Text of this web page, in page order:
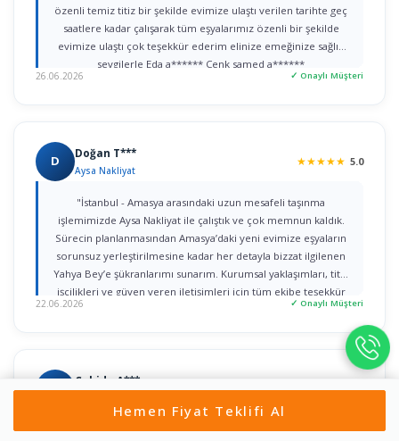
özenli temiz titiz bir şekilde evimize ulaştı verilen tarihte geç
saatlere kadar çalışarak tüm eşyalarımız özenli bir şekilde
evimize ulaştı çok teşekkür ederim elinize emeğinize sağlık
sevgilerle Eda a****** Cenk samed a******
26.06.2026 ✓ Onaylı Müşteri
D Doğan T***
Aysa Nakliyat
★★★★★ 5.0
"İstanbul - Amasya arasındaki uzun mesafeli taşınma
işlemimizde Aysa Nakliyat ile çalıştık ve çok memnun kaldık.
Sürecin planlanmasından Amasya’daki yeni evimize eşyaların
sorunsuz yerleştirilmesine kadar her detayla bizzat ilgilenen
Yahya Bey’e şükranlarımı sunarım. Kurumsal yaklaşımları, titiz
işçilikleri ve güven veren iletişimleri için tüm ekibe teşekkür
22.06.2026 ✓ Onaylı Müşteri
C Cahide A***
★★★★★ 5.0
Zeki Bey ve ekibine ne kadar teşekkür etsem az. Bugüne
Hemen Fiyat Teklifi Al